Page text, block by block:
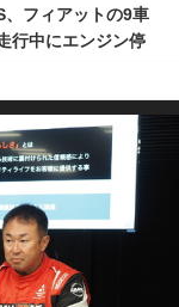
、フィアットの9車
行中にエンジン停